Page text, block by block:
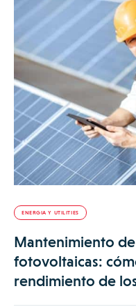
ENERGIA Y UTILITIES
Mantenimiento
fotovoltaicas:
rendimiento de